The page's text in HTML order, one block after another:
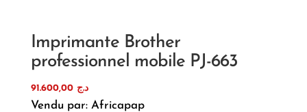
Imprimante Brother
professionnel mobile PJ-663
د.ج 91.600,00
Vendu par: Africapap